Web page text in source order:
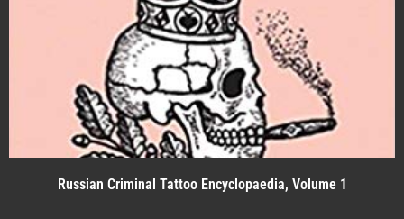
Russian Criminal Tattoo Encyclopaedia, Volume 1